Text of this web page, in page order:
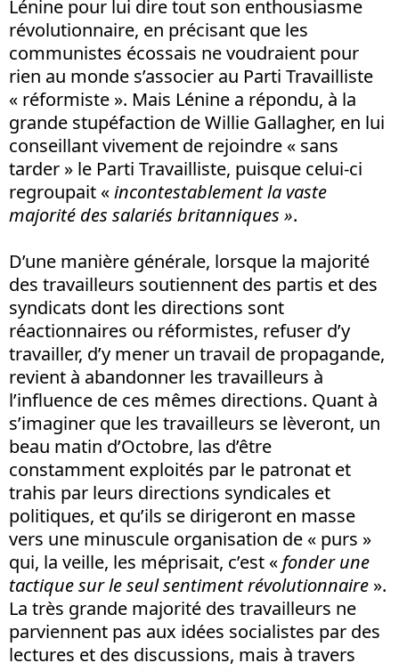
Lénine pour lui dire tout son enthousiasme
révolutionnaire, en précisant que les
communistes écossais ne voudraient pour
rien au monde s’associer au Parti Travailliste
« réformiste ». Mais Lénine a répondu, à la
grande stupéfaction de Willie Gallagher, en lui
conseillant vivement de rejoindre « sans
tarder » le Parti Travailliste, puisque celui-ci
regroupait «incontestablement la vaste
majorité des salariés britanniques ».
D’une manière générale, lorsque la majorité
des travailleurs soutiennent des partis et des
syndicats dont les directions sont
réactionnaires ou réformistes, refuser d’y
travailler, d’y mener un travail de propagande,
revient à abandonner les travailleurs à
l’influence de ces mêmes directions. Quant à
s’imaginer que les travailleurs se lèveront, un
beau matin d’Octobre, las d’être
constamment exploités par le patronat et
trahis par leurs directions syndicales et
politiques, et qu’ils se dirigeront en masse
vers une minuscule organisation de « purs »
qui, la veille, les méprisait, c’est « fonder une
tactique sur le seul sentiment révolutionnaire ».
La très grande majorité des travailleurs ne
parviennent pas aux idées socialistes par des
lectures et des discussions, mais à travers